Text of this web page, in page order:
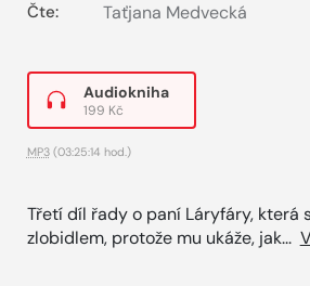
Čte: Taťjana Medvecká
Audiokniha
199 Kč
MP3(03:25:14 hod.)
Třetí díl řady o paní Láryfáry, která
zlobidlem, protože mu ukáže, jak...